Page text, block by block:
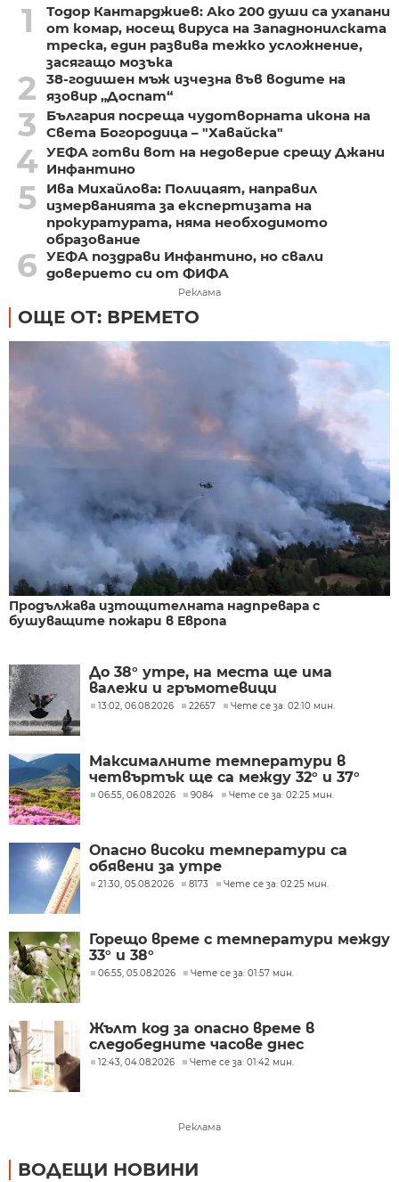
1
Тодор Кантарджиев: Ако 200 души са ухапани
от комар, носещ вируса на Западнонилската
треска, един развива тежко усложнение,
засягащо мозъка
2
38-годишен мъж изчезна във водите на
язовир „Доспат“
3
България посреща чудотворната икона на
Света Богородица – "Хавайска"
4 УЕФА готви вот на недоверие срещу Джани
Инфантино
5
Ива Михайлова: Полицаят, направил
измерванията за експертизата на
прокуратурата, няма необходимото
образование
6 УЕФА поздрави Инфантино, но свали
доверието си от ФИФА
Реклама
ОЩЕ ОТ: ВРЕМЕТО
Продължава изтощителната надпревара с
бушуващите пожари в Европа
До 38° утре, на места ще има
валежи и гръмотевици
13:02, 06.08.2026 22657 Чете се за: 02:10 мин.
Максималните температури в
четвъртък ще са между 32° и 37°
06:55, 06.08.2026 9084 Чете се за: 02:25 мин.
Опасно високи температури са
обявени за утре
21:30, 05.08.2026 8173 Чете се за: 02:25 мин.
Горещо време с температури между
33° и 38°
06:55, 05.08.2026 Чете се за: 01:57 мин.
Жълт код за опасно време в
следобедните часове днес
12:43, 04.08.2026 Чете се за: 01:42 мин.
Реклама
ВОДЕЩИ НОВИНИ